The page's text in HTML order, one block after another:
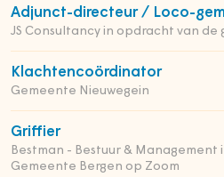
Adjunct-directeur / Loco-
JS Consultancy in opdracht van de
Klachtencoördinator
Gemeente Nieuwegein
Griffier
Bestman - Bestuur & Management
Gemeente Bergen op Zoom